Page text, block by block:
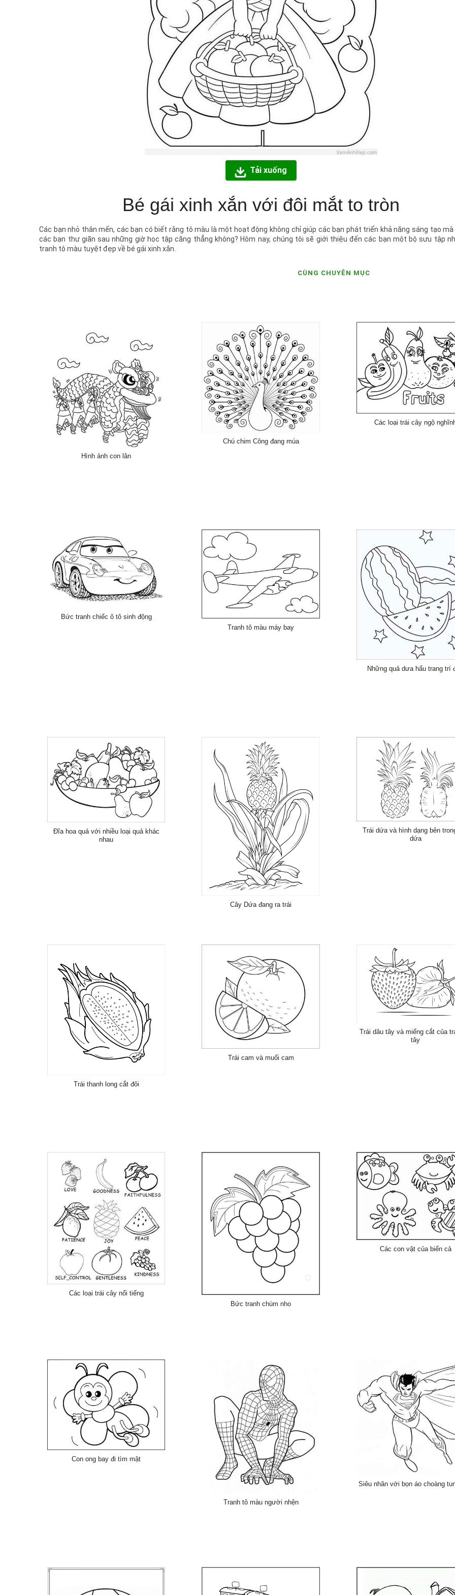
Tải xuống
Bé gái xinh xắn với đôi mắt to tròn
Các bạn nhỏ thân mến, các bạn có biết rằng tô màu là một hoạt động không chỉ giúp các bạn phát triển khả năng sáng tạo mà
các bạn thư giãn sau những giờ học tập căng thẳng không? Hôm nay, chúng tôi sẽ giới thiệu đến các bạn một bộ sưu tập
tranh tô màu tuyệt đẹp về bé gái xinh xắn.
CÙNG CHUYÊN MỤC
Hình ảnh con lân
Chú chim Công đang múa
Các loại trái cây ngộ
Bức tranh chiếc ô tô sinh động
Tranh tô màu máy bay
Những quả dưa hấu trang trí
Đĩa hoa quả với nhiều loại quả khác
nhau
Cây Dứa đang ra trái
Trái dứa và hình dạng bên
dứa
Trái thanh long cắt đôi
Trái cam và muối cam
Trái dâu tây và miếng cắt của
tây
Các loại trái cây nổi tiếng
Bức tranh chùm nho
Các con vật của biển cả
Con ong bay đi tìm mật
Tranh tô màu người nhện
Siêu nhân với bọn áo choàng